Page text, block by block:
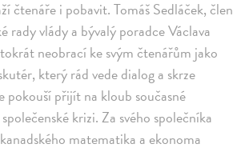
čtenáře i pobavit. Tomáš Sedláček, člen
rady vlády a bývalý poradce Václava
neobrací ke svým čtenářům jako
který rád vede dialog a skrze
pokouší přijít na kloub současné
krizi. Za svého společníka
matematika a ekonoma